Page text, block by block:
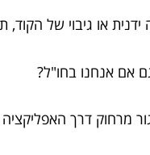
או גיבוי של
אם אנחנו בחו"ל?
מרחוק דרך